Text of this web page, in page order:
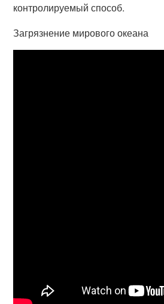
контролируемый способ.
Загрязнение мирового океана